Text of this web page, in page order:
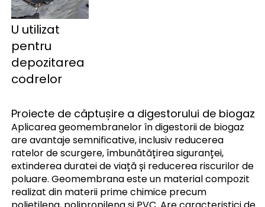
U utilizat
pentru
depozitarea
codrelor
Proiecte de căptușire a digestorului de biogaz
Aplicarea geomembranelor în digestorii de biogaz
are avantaje semnificative, inclusiv reducerea
ratelor de scurgere, îmbunătățirea siguranței,
extinderea duratei de viață și reducerea riscurilor de
poluare. Geomembrana este un material compozit
realizat din materii prime chimice precum